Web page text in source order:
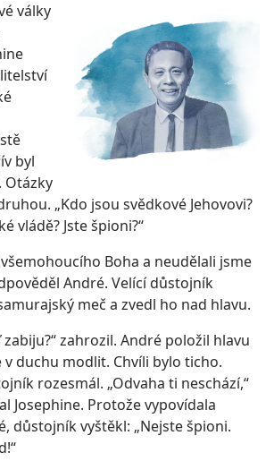
války
byl
Otázky
„Kdo jsou svědkové Jehovovi?
vládě? Jste špioni?“
všemohoucího Boha a neudělali jsme
André. Velící důstojník
meč a zvedl ho nad hlavu.
zabiju?“ zahrozil. André položil hlavu
v duchu modlit. Chvíli bylo ticho.
rozesmál. „Odvaha ti neschází,“
Josephine. Protože vypovídala
důstojník vyštěkl: „Nejste špioni.